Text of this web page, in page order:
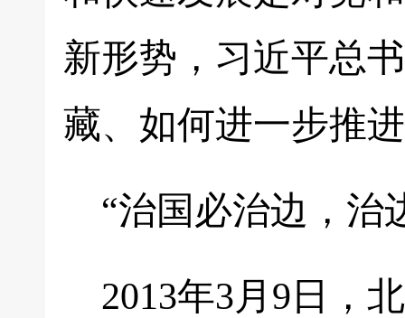
新形势，习近平总
藏、如何进一步推
“治国必治边，治
2013年3月9日，